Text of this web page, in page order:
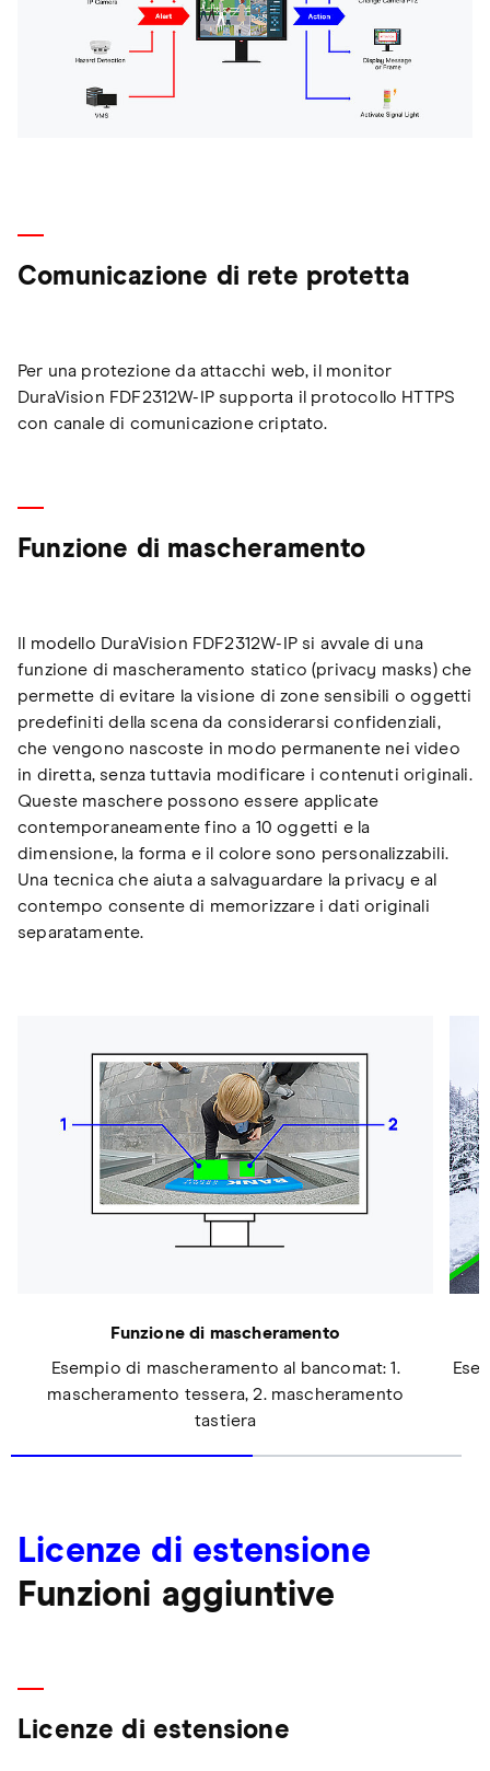
Comunicazione di rete protetta
Per una protezione da attacchi web, il monitor
DuraVision FDF2312W-IP supporta il protocollo HTTPS
con canale di comunicazione criptato.
Funzione di mascheramento
Il modello DuraVision FDF2312W-IP si avvale di una
funzione di mascheramento statico (privacy masks) che
permette di evitare la visione di zone sensibili o oggetti
predefiniti della scena da considerarsi confidenziali,
che vengono nascoste in modo permanente nei video
in diretta, senza tuttavia modificare i contenuti originali.
Queste maschere possono essere applicate
contemporaneamente fino a 10 oggetti e la
dimensione, la forma e il colore sono personalizzabili.
Una tecnica che aiuta a salvaguardare la privacy e al
contempo consente di memorizzare i dati originali
separatamente.
Funzione di mascheramento
Esempio di mascheramento al bancomat: 1.
mascheramento tessera, 2. mascheramento
tastiera
Licenze di estensione
Funzioni aggiuntive
Licenze di estensione